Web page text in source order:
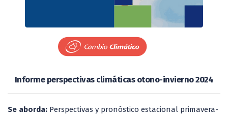
Informe perspectivas climáticas otono-invierno 2024
Se aborda: Perspectivas y pronóstico estacional primavera-